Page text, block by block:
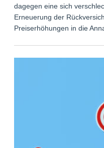
dagegen eine sich
Erneuerung der
Preiserhöhungen in die